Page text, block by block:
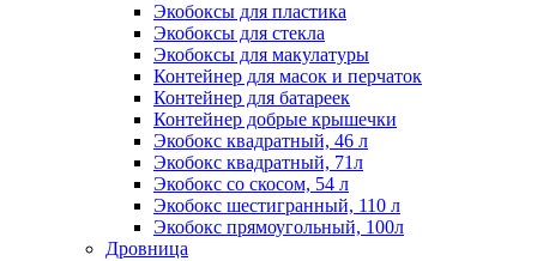
Экобоксы для пластика
Экобоксы для стекла
Экобоксы для макулатуры
Контейнер для масок и перчаток
Контейнер для батареек
Контейнер добрые крышечки
Экобокс квадратный, 46 л
Экобокс квадратный, 71л
Экобокс со скосом, 54 л
Экобокс шестигранный, 110 л
Экобокс прямоугольный, 100л
Дровница